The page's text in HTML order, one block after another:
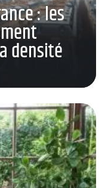
: les
densité